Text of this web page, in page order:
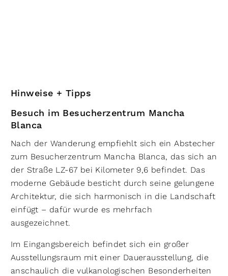
Hinweise + Tipps
Besuch im Besucherzentrum Mancha
Blanca
Nach der Wanderung empfiehlt sich ein Abstecher
zum Besucherzentrum Mancha Blanca, das sich an
der Straße LZ-67 bei Kilometer 9,6 befindet. Das
moderne Gebäude besticht durch seine gelungene
Architektur, die sich harmonisch in die Landschaft
einfügt – dafür wurde es mehrfach
ausgezeichnet.
Im Eingangsbereich befindet sich ein großer
Ausstellungsraum mit einer Dauerausstellung, die
anschaulich die vulkanologischen Besonderheiten